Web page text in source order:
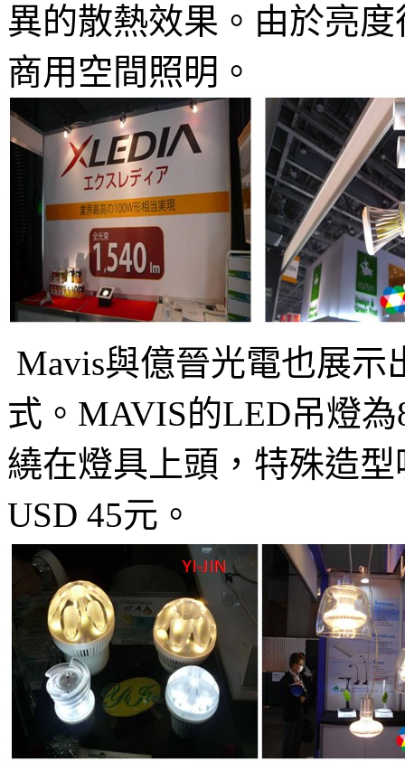
異的散熱效果。由於亮
商用空間照明。
Mavis與億晉光電也展
式。MAVIS的LED吊燈
繞在燈具上頭，特殊造
USD 45元。